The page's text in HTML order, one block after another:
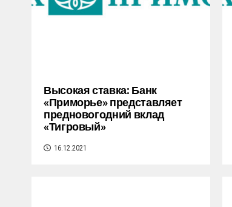
Высокая ставка: Банк
«Приморье» представляет
предновогодний вклад
«Тигровый»
16.12.2021